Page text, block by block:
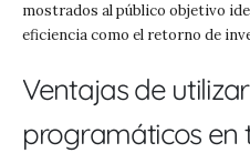
mostrados al público objetivo
eficiencia como el retorno de
Ventajas de
programáticos en